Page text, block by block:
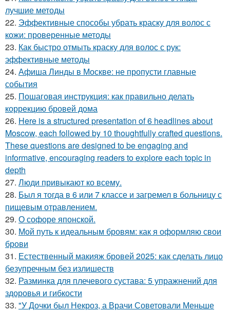
лучшие методы
22. Эффективные способы убрать краску для волос с
кожи: проверенные методы
23. Как быстро отмыть краску для волос с рук:
эффективные методы
24. Афиша Линды в Москве: не пропусти главные
события
25. Пошаговая инструкция: как правильно делать
коррекцию бровей дома
26. Here is a structured presentation of 6 headlines about
Moscow, each followed by 10 thoughtfully crafted questions.
These questions are designed to be engaging and
informative, encouraging readers to explore each topic in
depth
27. Люди привыкают ко всему.
28. Был я тогда в 6 или 7 классе и загремел в больницу с
пищевым отравлением.
29. О софоре японской.
30. Мой путь к идеальным бровям: как я оформляю свои
брови
31. Естественный макияж бровей 2025: как сделать лицо
безупречным без излишеств
32. Разминка для плечевого сустава: 5 упражнений для
здоровья и гибкости
33. "У Дочки был Некроз, а Врачи Советовали Меньше